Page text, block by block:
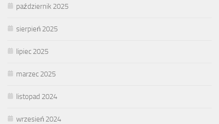
październik 2025
sierpień 2025
lipiec 2025
marzec 2025
listopad 2024
wrzesień 2024